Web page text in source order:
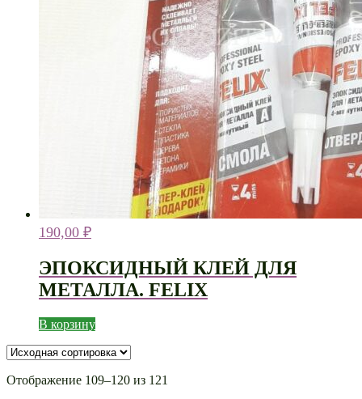
190,00 ₽
ЭПОКСИДНЫЙ КЛЕЙ ДЛЯ
МЕТАЛЛА. FELIX
В корзину
Отображение 109–120 из 121